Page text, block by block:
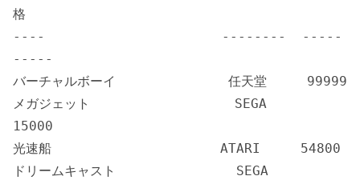
格
---- -------- -----
-----
バーチャルボーイ 任天堂 99999
メガジェット SEGA
15000
光速船 ATARI 54800
ドリームキャスト SEGA